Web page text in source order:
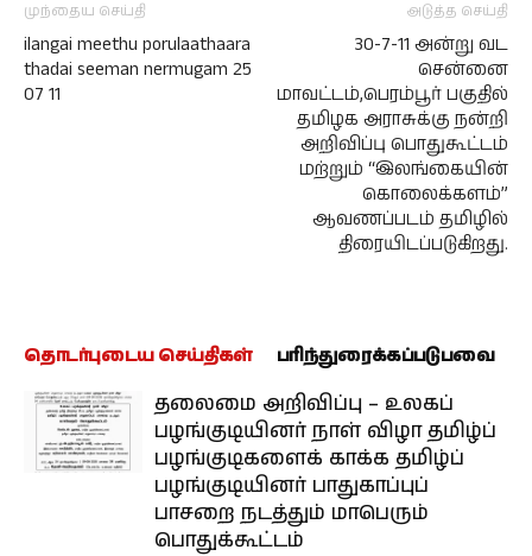
முந்தைய செய்தி
ilangai meethu porulaathaara
thadai seeman nermugam 25
07 11
அடுத்த செய்தி
30-7-11 அன்று வட
சென்னை
மாவட்டம்,பெரம்பூர் பகுதில்
தமிழக அராசுக்கு நன்றி
அறிவிப்பு பொதுகூட்டம்
மற்றும் “இலங்கையின்
கொலைக்களம்”
ஆவணப்படம் தமிழில்
திரையிடப்படுகிறது.
தொடர்புடைய செய்திகள் பரிந்துரைக்கப்படுபவை
தலைமை அறிவிப்பு – உலகப்
பழங்குடியினர் நாள் விழா தமிழ்ப்
பழங்குடிகளைக் காக்க தமிழ்ப்
பழங்குடியினர் பாதுகாப்புப்
பாசறை நடத்தும் மாபெரும்
பொதுக்கூட்டம்